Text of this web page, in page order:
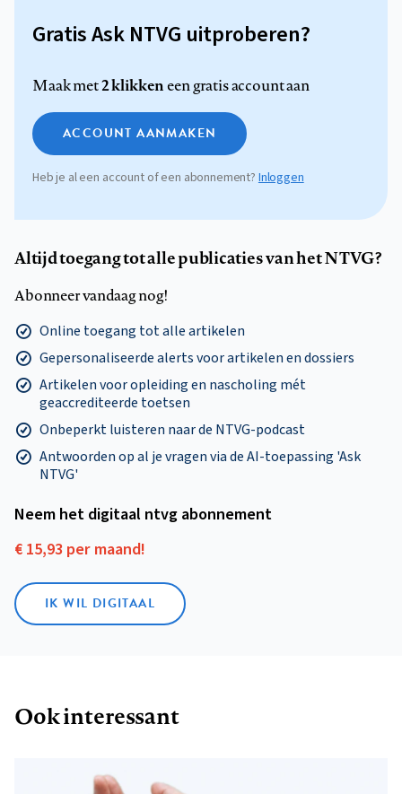
Gratis Ask NTVG uitproberen?
Maak met2 klikkeneen gratis account aan
ACCOUNT AANMAKEN
Heb je al een account of een abonnement? Inloggen
Altijd toegang tot alle publicaties van het NTVG?
Abonneer vandaag nog!
Online toegang tot alle artikelen
Gepersonaliseerde alerts voor artikelen en dossiers
Artikelen voor opleiding en nascholing mét
geaccrediteerde toetsen
Onbeperkt luisteren naar de NTVG-podcast
Antwoorden op al je vragen via de AI-toepassing 'Ask
NTVG'
Neem het digitaal ntvg abonnement
€ 15,93 per maand!
IK WIL DIGITAAL
Ook interessant